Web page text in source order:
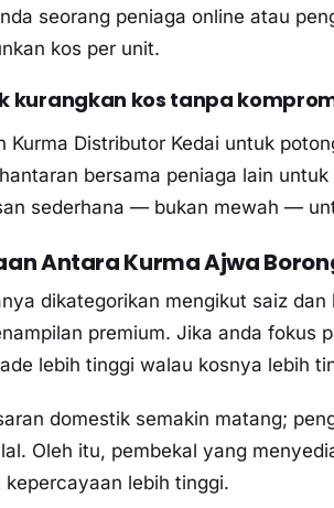
seorang peniaga online atau
kos per unit.
kurangkan kos tanpa
Kurma Distributor Kedai untuk
bersama peniaga lain
sederhana — bukan mewah —
Antara Kurma Ajwa
dikategorikan mengikut saiz
premium. Jika anda fokus
lebih tinggi walau kosnya lebih
domestik semakin matang;
Oleh itu, pembekal yang
lebih tinggi.